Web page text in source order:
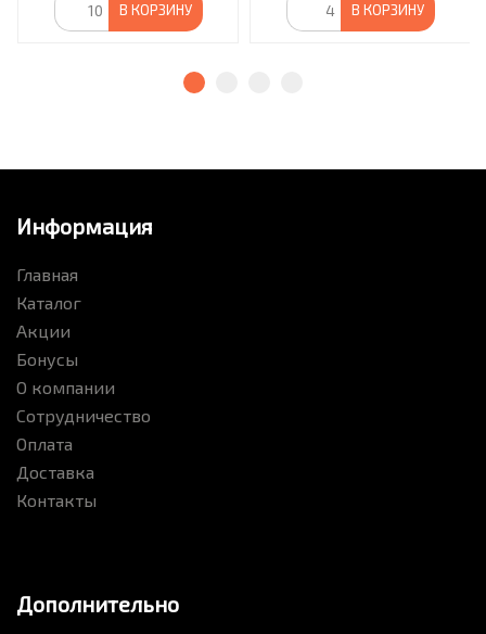
В КОРЗИНУ В КОРЗИНУ
Информация
Главная
Каталог
Акции
Бонусы
О компании
Сотрудничество
Оплата
Доставка
Контакты
Дополнительно